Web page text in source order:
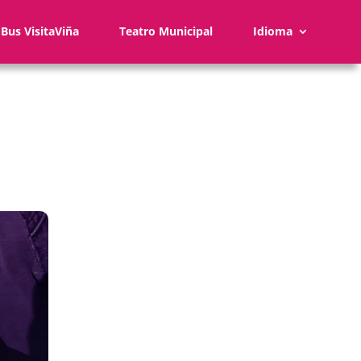
Bus VisitaViña Teatro Municipal Idioma